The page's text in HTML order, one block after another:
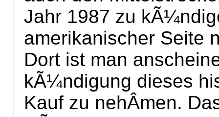
Jahr 1987 zu
amerikanischer Seite
Dort ist man
kÃ¼ndigung dieses
Kauf zu nehÂ­men.